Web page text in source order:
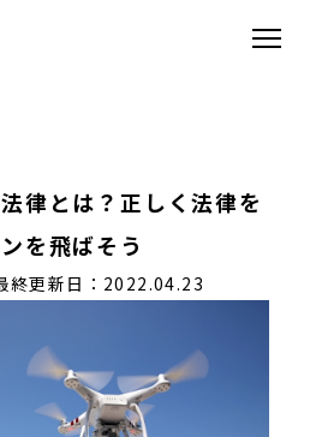
律とは？正しく法律を
を飛ばそう
終更新日：2022.04.23